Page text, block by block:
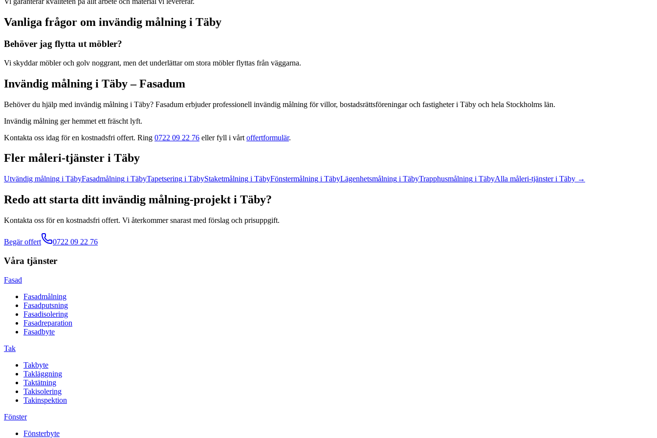
Vanliga frågor om invändig målning i Täby
Behöver jag flytta ut möbler?
Vi skyddar möbler och golv noggrant, men det underlättar om stora möbler flyttas från väggarna.
Invändig målning i Täby– Fasadum
Behöver du hjälp med invändig målning i Täby? Fasadum erbjuder professionell invändig målning för villor, bostadsrättsföreningar och fastigheteri Täby och hela Stockholms län.
Invändig målning ger hemmet ett fräscht lyft.
Kontakta oss idag för en kostnadsfri offert. Ring 0722 09 22 76 eller fyll i vårt offertformulär.
Fler måleri-tjänster i Täby
Utvändig målning i TäbyFasadmålning i TäbyTapetsering i TäbyStaketmålning i TäbyFönstermålning i TäbyLägenhetsmålning i TäbyTrapphusmålning i TäbyAlla måleri-tjänsteri Täby →
Redo att starta ditt invändig målning-projekt i Täby?
Kontakta oss för en kostnadsfri offert. Vi återkommer snarast med förslag och prisuppgift.
Begär offert 0722 09 22 76
Våra tjänster
Fasad
Fasadmålning
Fasadputsning
Fasadisolering
Fasadreparation
Fasadbyte
Tak
Takbyte
Takläggning
Taktätning
Takisolering
Takinspektion
Fönster
Fönsterbyte